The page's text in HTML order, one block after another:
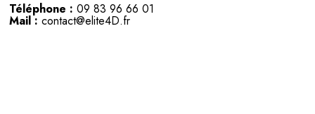
Téléphone :09 83 96 66 01
Mail :contact@elite4D.fr